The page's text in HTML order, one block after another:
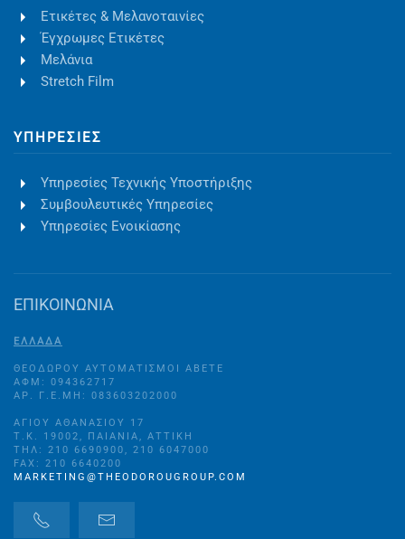
Ετικέτες & Μελανοταινίες
Έγχρωμες Ετικέτες
Μελάνια
Stretch Film
ΥΠΗΡΕΣΊΕΣ
Υπηρεσίες Τεχνικής Υποστήριξης
Συμβουλευτικές Υπηρεσίες
Υπηρεσίες Ενοικίασης
ΕΠΙΚΟΙΝΩΝΙΑ
ΕΛΛΑΔΑ
ΘΕΟΔΩΡΟΥ ΑΥΤΟΜΑΤΙΣΜΟΙ ΑΒΕΤΕ
ΑΦΜ: 094362717
ΑΡ. Γ.Ε.ΜΗ: 083603202000
ΑΓΊΟΥ ΑΘΑΝΑΣΊΟΥ 17
Τ.Κ. 19002, ΠΑΙΑΝΊΑ, ΑΤΤΙΚΉ
ΤΗΛ: 210 6690900, 210 6047000
FAX: 210 6640200
MARKETING@THEODOROUGROUP.COM